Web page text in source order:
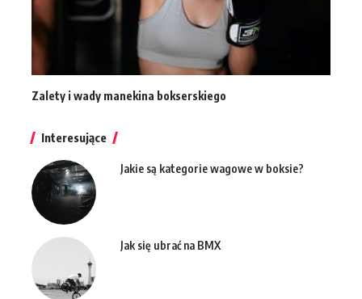
Zalety i wady manekina bokserskiego
Interesujące
Jakie są kategorie wagowe w boksie?
Jak się ubrać na BMX